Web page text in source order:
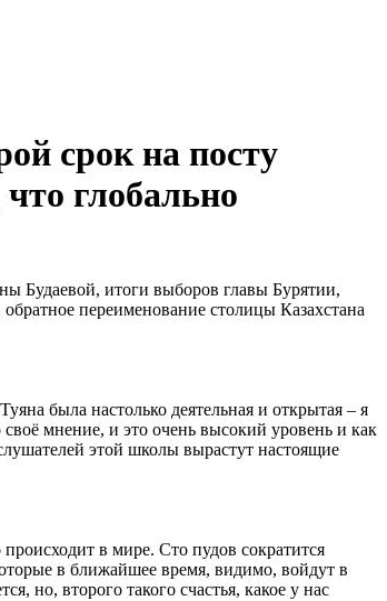
срок на посту
глобально
Будаевой, итоги выборов главы Бурятии,
переименование столицы Казахстана
была настолько деятельная и открытая – я
мнение, и это очень высокий уровень и как
этой школы вырастут настоящие
в мире. Сто пудов сократится
в ближайшее время, видимо, войдут в
но, второго такого счастья, какое у нас